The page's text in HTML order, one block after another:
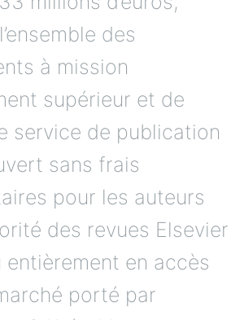
des
à mission
supérieur et de
service de publication
sans frais
pour les auteurs
des revues Elsevier
entièrement en accès
porté par
241 établissements